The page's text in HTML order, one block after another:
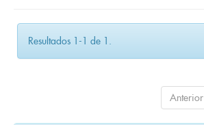
Resultados 1-1 de 1.
Anterior